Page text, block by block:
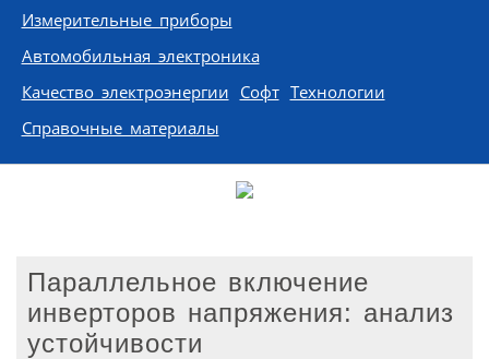
Измерительные приборы
Автомобильная электроника
Качество электроэнергии Софт Технологии
Справочные материалы
Параллельное включение
инверторов напряжения: анализ
устойчивости